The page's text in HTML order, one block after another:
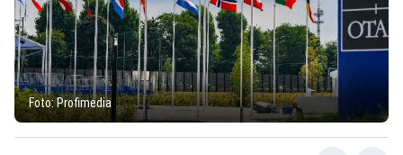
Foto: Profimedia